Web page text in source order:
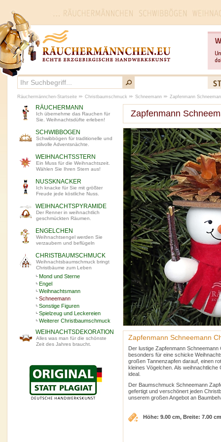
Zapfenmann
Zapfenmann Schneemann
Der lustige Zapfenmann
besonders für eine schicke
großen Tannenzapfen darauf, einen
kleines Vögelchen. Als
ideal.
Der Baumschmuck Schneemann
gefertigt und verschönert jeden
unserem großen Angebot an
Höhe: 9.00 cm, Breite: 7.00 cm
RÄUCHERMANN
Ich übernehme das Rauchen für
Sie. Weihnachtsdüfte erleben!
SCHWIBBOGEN
Schwibbögen für traditionelle und
stilvolle Adventsnächte.
WEIHNACHTSSTERN
Ein Muss für die Weihnachtszeit.
Wählen Sie Ihren Stern aus!
NUSSKNACKER
Ich knacke für Sie mit größter
Freude jede köstliche Nuss.
WEIHNACHTSPYRAMIDE
Der Renner in weihnachtlich
geschmückten Räumen.
ENGELCHEN
Weihnachtsengel werden Sie
verzaubern und beflügeln
CHRISTBAUMSCHMUCK
Weihnachtsbaumschmuck bringt
Christbäume zum Leben
Mond und Sterne
Engel
Weihnachtsmann
Schneemann
Sonstige Figuren
Spielzeug und Leckereien
Weiterer Christbaumschmuck
WEIHNACHTSDEKORATION
Alles was man für die schönste
Zeit des Jahres braucht.
Räuchermännchen-Startseite Christbaumschmuck Schneemann Zapfenmann